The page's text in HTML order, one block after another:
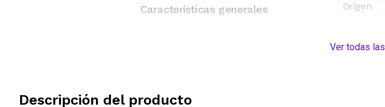
Características generales Origen
Ver todas
Descripción del producto